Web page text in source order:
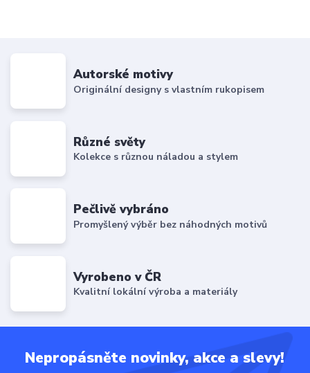
Autorské motivy
Originální designy s vlastním rukopisem
Různé světy
Kolekce s různou náladou a stylem
Pečlivě vybráno
Promyšlený výběr bez náhodných motivů
Vyrobeno v ČR
Kvalitní lokální výroba a materiály
Nepropásněte novinky, akce a slevy!